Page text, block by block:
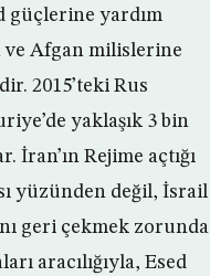
güçlerine yardım
ve Afgan milislerine
2015’teki Rus
yaklaşık 3 bin
İran’ın Rejime açtığı
yüzünden değil, İsrail
geri çekmek zorunda
aracılığıyla, Esed